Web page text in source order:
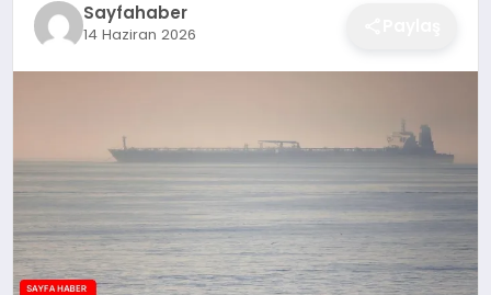
EKONOMI
SPOR
YAŞAM
Sayfahaber
14 Haziran 2026